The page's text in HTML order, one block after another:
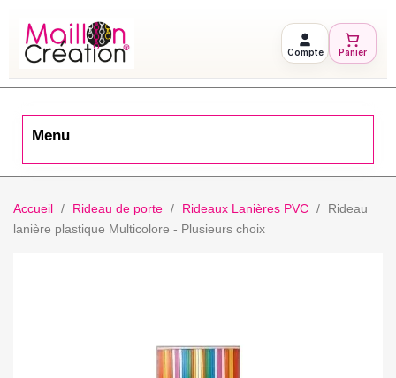
Compte Panier
Menu
Accueil Rideau de porte Rideaux Lanières PVC
Rideau
lanière plastique Multicolore - Plusieurs choix